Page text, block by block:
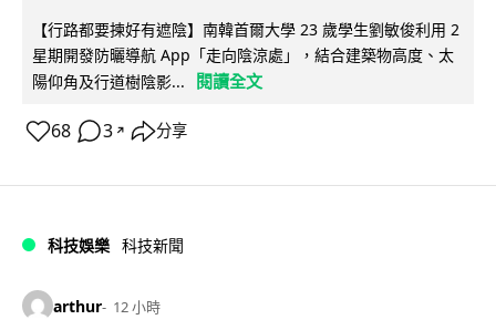
【行路都要揀好有遮陰】南韓首爾大學 23 歲學生劉敏俊利用 2
星期開發防曬導航 App「走向陰涼處」，結合建築物高度、太
陽仰角及行道樹陰影...
閱讀全文
68 3 ↗ 分享
科技娛樂 科技新聞
arthur 12 小時